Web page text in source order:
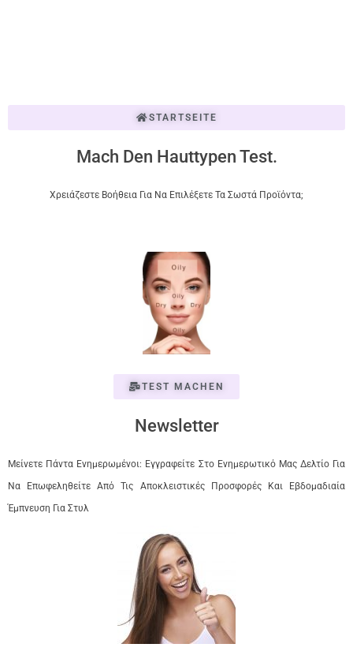
STARTSEITE
Mach Den Hauttypen Test.
Χρειάζεστε Βοήθεια Για Να Επιλέξετε Τα Σωστά Προϊόντα;
TEST MACHEN
Newsletter
Μείνετε Πάντα Ενημερωμένοι: Εγγραφείτε Στο Ενημερωτικό Μας Δελτίο Για
Να Επωφεληθείτε Από Τις Αποκλειστικές Προσφορές Και Εβδομαδιαία
Έμπνευση Για Στυλ